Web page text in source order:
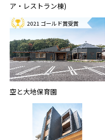
ア・レストラン棟)
2021 ゴールド賞受賞
空と大地保育園